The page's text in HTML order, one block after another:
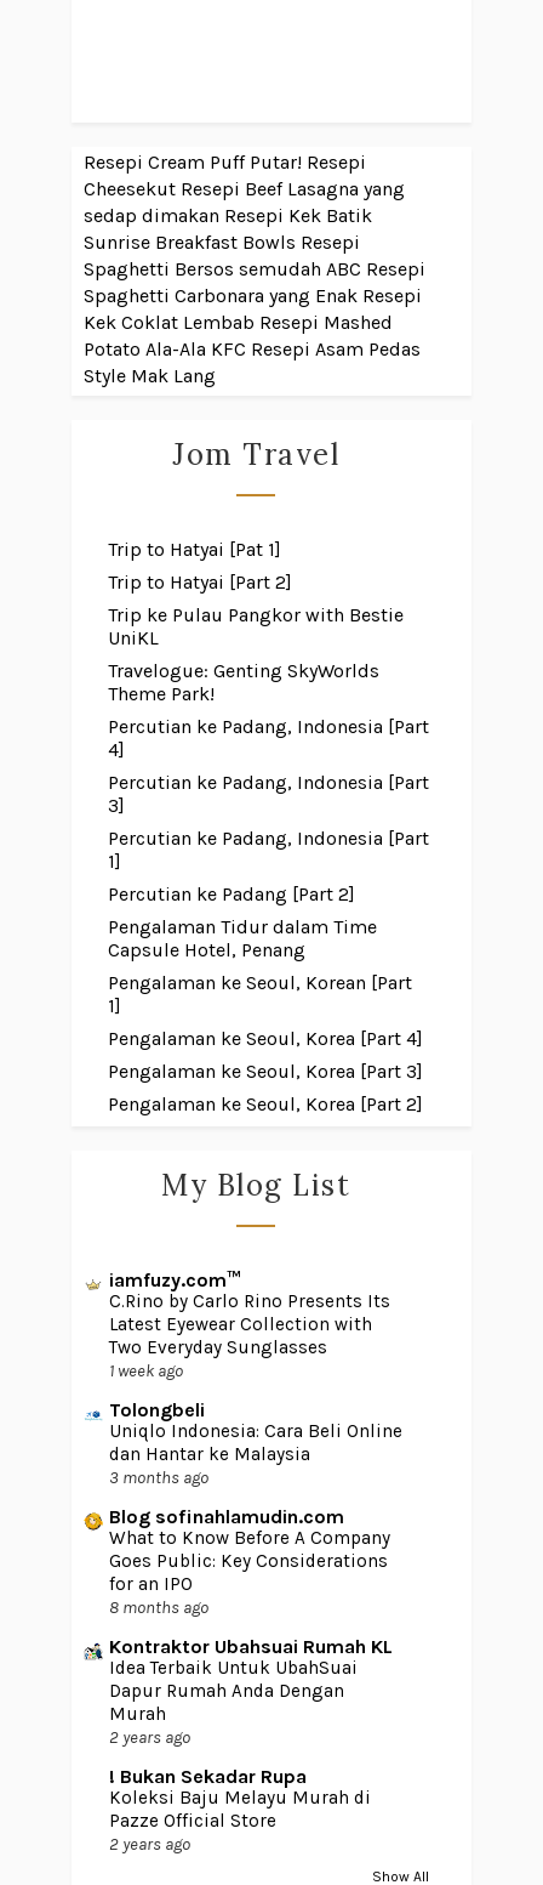
Resepi Cream Puff Putar! Resepi
Cheesekut Resepi Beef Lasagna yang
sedap dimakan Resepi Kek Batik
Sunrise Breakfast Bowls Resepi
Spaghetti Bersos semudah ABC Resepi
Spaghetti Carbonara yang Enak Resepi
Kek Coklat Lembab Resepi Mashed
Potato Ala-Ala KFC Resepi Asam Pedas
Style Mak Lang
Jom Travel
Trip to Hatyai [Pat 1]
Trip to Hatyai [Part 2]
Trip ke Pulau Pangkor with Bestie
UniKL
Travelogue: Genting SkyWorlds
Theme Park!
Percutian ke Padang, Indonesia [Part
4]
Percutian ke Padang, Indonesia [Part
3]
Percutian ke Padang, Indonesia [Part
1]
Percutian ke Padang [Part 2]
Pengalaman Tidur dalam Time
Capsule Hotel, Penang
Pengalaman ke Seoul, Korean [Part
1]
Pengalaman ke Seoul, Korea [Part 4]
Pengalaman ke Seoul, Korea [Part 3]
Pengalaman ke Seoul, Korea [Part 2]
My Blog List
iamfuzy.com™
C.Rino by Carlo Rino Presents Its
Latest Eyewear Collection with
Two Everyday Sunglasses
1 week ago
Tolongbeli
Uniqlo Indonesia: Cara Beli Online
dan Hantar ke Malaysia
3 months ago
Blog sofinahlamudin.com
What to Know Before A Company
Goes Public: Key Considerations
for an IPO
8 months ago
Kontraktor Ubahsuai Rumah KL
Idea Terbaik Untuk UbahSuai
Dapur Rumah Anda Dengan
Murah
2 years ago
! Bukan Sekadar Rupa
Koleksi Baju Melayu Murah di
Pazze Official Store
2 years ago
Show All